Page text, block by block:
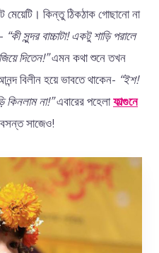
কিন্তু ঠিকঠাক গোছানো না
“কী সুন্দর বাচ্চাটা! একটু শাড়ি পরালে
দিতেন!”এমন কথা শুনে তখন
বিলীন হয়ে ভাবতে থাকেন- “ইশ!
কিনলাম না!”এবারের পহেলাফাল্গুনে
সাজেও!